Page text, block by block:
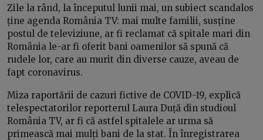
Zile la rând, la începutul lunii mai, un subiect scandalos
ține agenda România TV: mai multe familii, susține
postul de televiziune, ar fi reclamat că spitale mari din
România le-ar fi oferit bani oamenilor să spună că
rudele lor, care au murit din diverse cauze, aveau de
fapt coronavirus.
Miza raportării de cazuri fictive de COVID-19, explică
telespectatorilor reporterul Laura Duță din studioul
România TV, ar fi că astfel spitalele ar urma să
primească mai mulți bani de la stat. În înregistrarea